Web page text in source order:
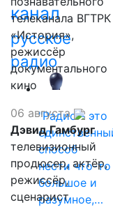
канал
русское
радио
"Радио - это
способ
нести что-то
большое и
разумное,…
телеканала ВГТРК
«История»,
режиссёр
документального
кино
06 августа
Дэвид Гамбург
телевизионный
продюсер, актёр,
режиссёр,
сценарист